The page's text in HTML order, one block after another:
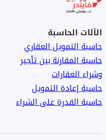
الآلات الحاسبة
حاسبة التمويل العقاري
حاسبة المقارنة بين تأجير
وشراء العقارات
حاسبة إعادة التمويل
حاسبة القدرة على الشراء